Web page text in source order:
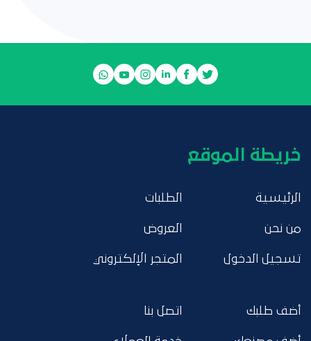
خريطة الموقع
الرئيسية
من نحن
تسجيل الدخول
الطلبات
العروض
المتجر الإلكتروني
أضف طلبك اتصل بنا